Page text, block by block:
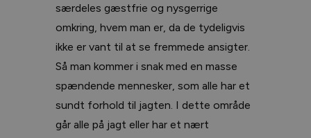
særdeles gæstfrie og nysgerrige
omkring, hvem man er, da de tydeligvis
ikke er vant til at se fremmede ansigter.
Så man kommer i snak med en masse
spændende mennesker, som alle har et
sundt forhold til jagten. I dette område
går alle på jagt eller har et nært